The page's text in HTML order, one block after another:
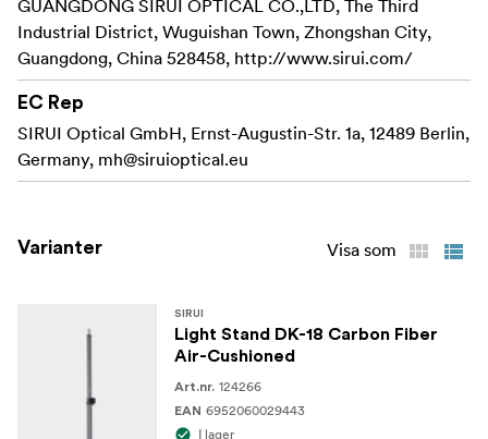
Den har vridbar mittpelare för bekväm justering av
ljusvinkeln.
Gummifötter för extra grepp och allmänt skydd.
Specifikationer:
3 sektioner mittpelare
Min höjd - 860mm
Max höjd - 2800mm
GUANGDONG SIRUI OPTICAL CO.,LTD, The Third
Industrial District, Wuguishan Town, Zhongshan City,
Guangdong, China 528458, http://www.sirui.com/
EC Rep
SIRUI Optical GmbH, Ernst-Augustin-Str. 1a, 12489 Berlin,
Germany, mh@siruioptical.eu
Varianter Visa som
SIRUI
Light Stand DK-18 Carbon Fiber
Air-Cushioned
Art.nr. 124266
EAN 6952060029443
I lager